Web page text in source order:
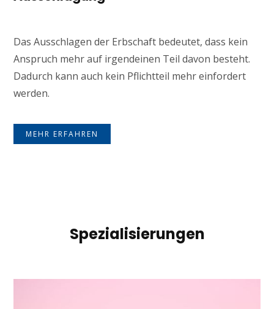
Das Ausschlagen der Erbschaft bedeutet, dass kein
Anspruch mehr auf irgendeinen Teil davon besteht.
Dadurch kann auch kein Pflichtteil mehr einfordert
werden.
MEHR ERFAHREN
Spezialisierungen